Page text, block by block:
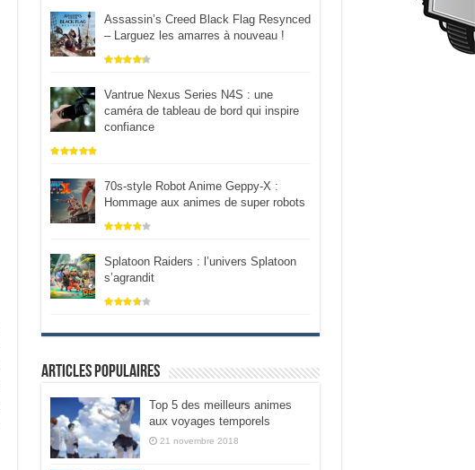
Assassin’s Creed Black Flag Resynced
– Larguez les amarres à nouveau !
Vantrue Nexus Series N4S : une
caméra de tableau de bord qui inspire
confiance
70s-style Robot Anime Geppy-X :
Hommage aux animes de super robots
Splatoon Raiders : l’univers Splatoon
s’agrandit
Articles populaires
Top 5 des meilleurs animes
aux voyages temporels
21 novembre 2018